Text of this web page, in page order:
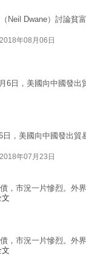
Neil Dwane）討論貧
2018年08月06日
6日，美國向中國發出
，美國向中國發出貿
2018年07月23日
，市況一片慘烈。外
文
，市況一片慘烈。外
文